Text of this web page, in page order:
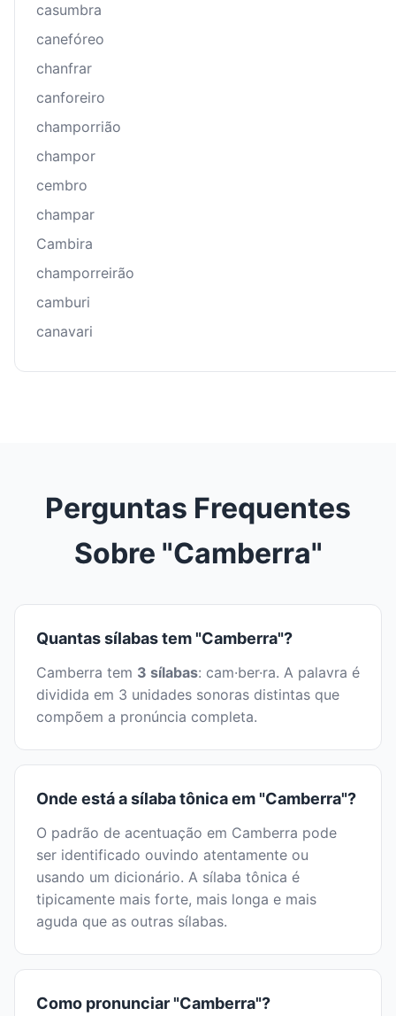
casumbra
canefóreo
chanfrar
canforeiro
champorrião
champor
cembro
champar
Cambira
champorreirão
camburi
canavari
Perguntas Frequentes
Sobre "Camberra"
Quantas sílabas tem "Camberra"?
Camberra tem 3 sílabas: cam·ber·ra. A palavra é
dividida em 3 unidades sonoras distintas que
compõem a pronúncia completa.
Onde está a sílaba tônica em "Camberra"?
O padrão de acentuação em Camberra pode
ser identificado ouvindo atentamente ou
usando um dicionário. A sílaba tônica é
tipicamente mais forte, mais longa e mais
aguda que as outras sílabas.
Como pronunciar "Camberra"?